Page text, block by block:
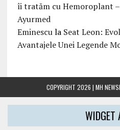
îi tratăm cu Hemoroplant
Ayurmed
Eminescula Seat Leon:
Avantajele Unei Legende
COPYRIGHT 2026 | MH
WIDGET